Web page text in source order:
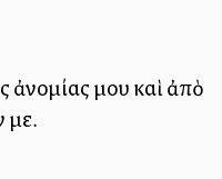
ἀνομίας μου καὶ ἀπὸ
με.